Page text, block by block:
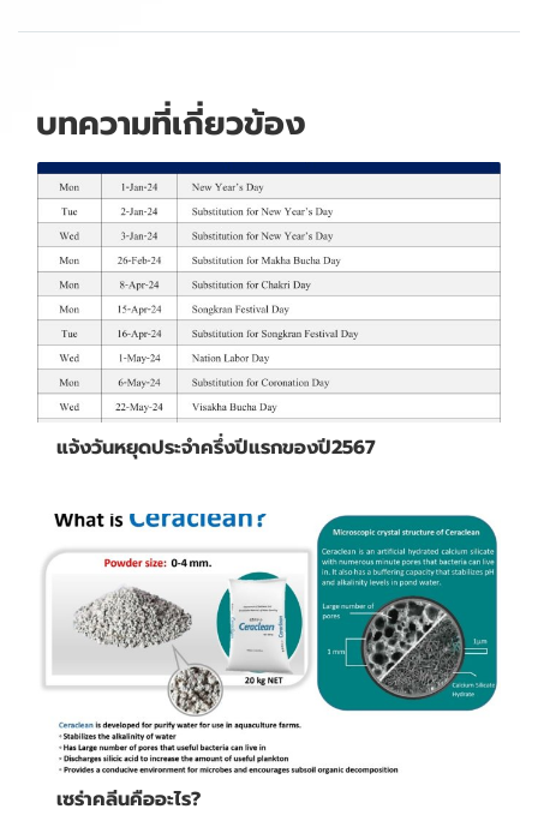
บทความที่เกี่ยวข้อง
แจ้งวันหยุดประจำครึ่งปีแรกของปี2567
เซร่าคลีนคืออะไร?